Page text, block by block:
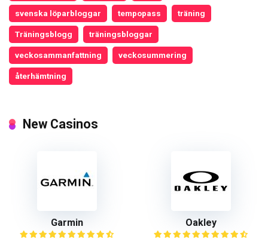
svenska löparbloggar tempopass träning
Träningsblogg träningsbloggar
veckosammanfattning veckosummering
återhämtning
New Casinos
Garmin Oakley